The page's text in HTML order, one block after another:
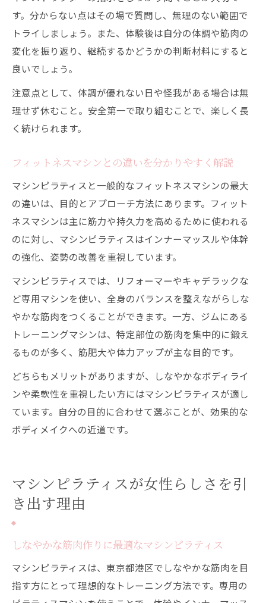
す。分からない点はその場で質問し、無理のない範囲で
トライしましょう。また、体験後は自分の体調や筋肉の
変化を振り返り、継続するかどうかの判断材料にすると
良いでしょう。
注意点として、体調が優れない日や怪我がある場合は無
理せず休むこと。安全第一で取り組むことで、楽しく長
く続けられます。
フィットネスマシンとの違いを分かりやすく解説
マシンピラティスと一般的なフィットネスマシンの最大
の違いは、目的とアプローチ方法にあります。フィット
ネスマシンは主に筋力や持久力を高めるために使われる
のに対し、マシンピラティスはインナーマッスルや体幹
の強化、姿勢の改善を重視しています。
マシンピラティスでは、リフォーマーやキャデラックな
ど専用マシンを使い、全身のバランスを整えながらしな
やかな筋肉をつくることができます。一方、ジムにある
トレーニングマシンは、特定部位の筋肉を集中的に鍛え
るものが多く、筋肥大や体力アップが主な目的です。
どちらもメリットがありますが、しなやかなボディライ
ンや柔軟性を重視したい方にはマシンピラティスが適し
ています。自分の目的に合わせて選ぶことが、効果的な
ボディメイクへの近道です。
マシンピラティスが女性らしさを引
き出す理由
しなやかな筋肉作りに最適なマシンピラティス
マシンピラティスは、東京都港区でしなやかな筋肉を目
指す方にとって理想的なトレーニング方法です。専用の